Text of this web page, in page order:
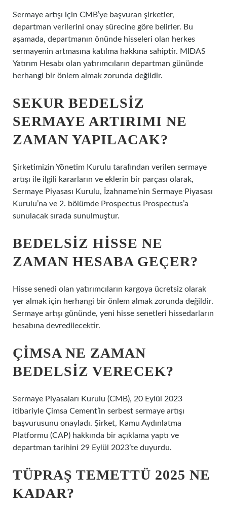
Sermaye artışı için CMB’ye başvuran şirketler,
departman verilerini onay sürecine göre belirler. Bu
aşamada, departmanın önünde hisseleri olan herkes
sermayenin artmasına katılma hakkına sahiptir. MIDAS
Yatırım Hesabı olan yatırımcıların departman gününde
herhangi bir önlem almak zorunda değildir.
SEKUR BEDELSIZ
SERMAYE ARTIRIMI NE
ZAMAN YAPILACAK?
Şirketimizin Yönetim Kurulu tarafından verilen sermaye
artışı ile ilgili kararların ve eklerin bir parçası olarak,
Sermaye Piyasası Kurulu, İzahname’nin Sermaye Piyasası
Kurulu’na ve 2. bölümde Prospectus Prospectus’a
sunulacak sırada sunulmuştur.
BEDELSIZ HISSE NE
ZAMAN HESABA GEÇER?
Hisse senedi olan yatırımcıların kargoya ücretsiz olarak
yer almak için herhangi bir önlem almak zorunda değildir.
Sermaye artışı gününde, yeni hisse senetleri hissedarların
hesabına devredilecektir.
ÇIMSA NE ZAMAN
BEDELSIZ VERECEK?
Sermaye Piyasaları Kurulu (CMB), 20 Eylül 2023
itibariyle Çimsa Cement’in serbest sermaye artışı
başvurusunu onayladı. Şirket, Kamu Aydınlatma
Platformu (CAP) hakkında bir açıklama yaptı ve
departman tarihini 29 Eylül 2023’te duyurdu.
TÜPRAŞ TEMETTÜ 2025 NE
KADAR?